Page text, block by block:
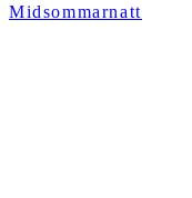
Midsommarnatt